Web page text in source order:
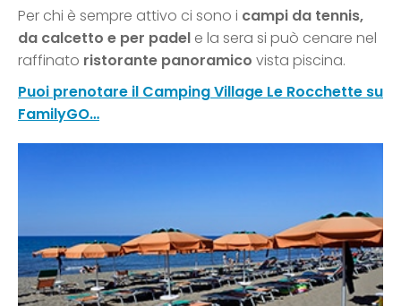
Per chi è sempre attivo ci sono i campi da tennis,
da calcetto e per padel e la sera si può cenare nel
raffinato ristorante panoramico vista piscina.
Puoi prenotare il Camping Village Le Rocchette su
FamilyGO…